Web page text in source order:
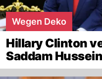
Wegen Deko
Hillary Clinton
Saddam Hussein